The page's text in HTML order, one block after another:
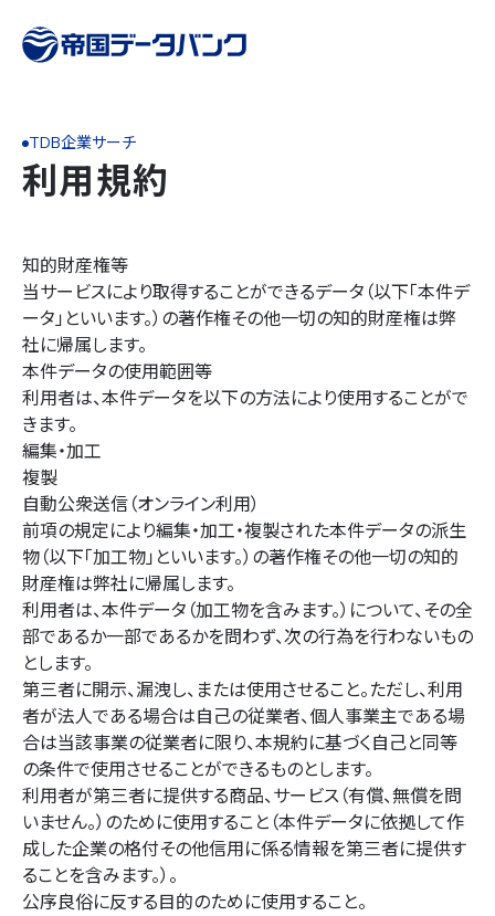
TDB企業サーチ
利用規約
知的財産権等
当サービスにより取得することができるデータ（以下「本件デ
ータ」といいます。）の著作権その他一切の知的財産権は弊
社に帰属します。
本件データの使用範囲等
利用者は、本件データを以下の方法により使用することがで
きます。
編集・加工
複製
自動公衆送信（オンライン利用）
前項の規定により編集・加工・複製された本件データの派生
物（以下「加工物」といいます。）の著作権その他一切の知的
財産権は弊社に帰属します。
利用者は、本件データ（加工物を含みます。）について、その全
部であるか一部であるかを問わず、次の行為を行わないもの
とします。
第三者に開示、漏洩し、または使用させること。ただし、利用
者が法人である場合は自己の従業者、個人事業主である場
合は当該事業の従業者に限り、本規約に基づく自己と同等
の条件で使用させることができるものとします。
利用者が第三者に提供する商品、サービス（有償、無償を問
いません。）のために使用すること（本件データに依拠して作
成した企業の格付その他信用に係る情報を第三者に提供す
ることを含みます。）。
公序良俗に反する目的のために使用すること。